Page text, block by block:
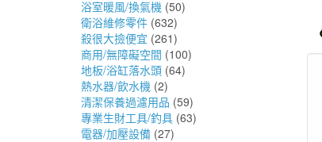
浴室暖風/換氣機 (50)
衛浴維修零件 (632)
殺很大撿便宜 (261)
商用/無障礙空間 (100)
地板/浴缸落水頭 (64)
熱水器/飲水機 (2)
清潔保養過濾用品 (59)
專業生財工具/釣具 (63)
電器/加壓設備 (27)